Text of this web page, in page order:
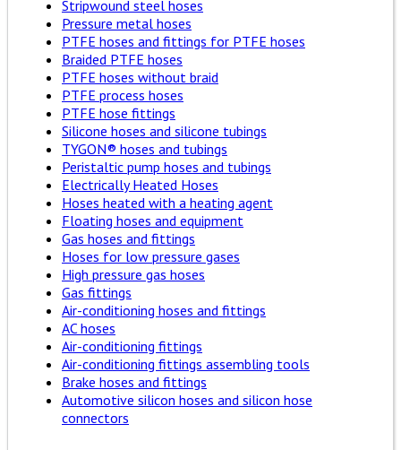
Stripwound steel hoses
Pressure metal hoses
PTFE hoses and fittings for PTFE hoses
Braided PTFE hoses
PTFE hoses without braid
PTFE process hoses
PTFE hose fittings
Silicone hoses and silicone tubings
TYGON® hoses and tubings
Peristaltic pump hoses and tubings
Electrically Heated Hoses
Hoses heated with a heating agent
Floating hoses and equipment
Gas hoses and fittings
Hoses for low pressure gases
High pressure gas hoses
Gas fittings
Air-conditioning hoses and fittings
AC hoses
Air-conditioning fittings
Air-conditioning fittings assembling tools
Brake hoses and fittings
Automotive silicon hoses and silicon hose
connectors